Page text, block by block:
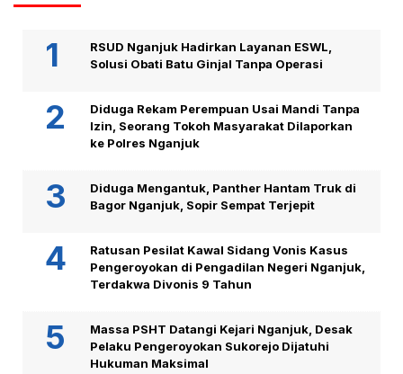
RSUD Nganjuk Hadirkan Layanan ESWL,
Solusi Obati Batu Ginjal Tanpa Operasi
Diduga Rekam Perempuan Usai Mandi Tanpa
Izin, Seorang Tokoh Masyarakat Dilaporkan
ke Polres Nganjuk
Diduga Mengantuk, Panther Hantam Truk di
Bagor Nganjuk, Sopir Sempat Terjepit
Ratusan Pesilat Kawal Sidang Vonis Kasus
Pengeroyokan di Pengadilan Negeri Nganjuk,
Terdakwa Divonis 9 Tahun
Massa PSHT Datangi Kejari Nganjuk, Desak
Pelaku Pengeroyokan Sukorejo Dijatuhi
Hukuman Maksimal